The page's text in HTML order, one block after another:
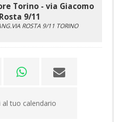
Torino - via Giacomo
9/11
ROSTA 9/11 TORINO
al tuo calendario